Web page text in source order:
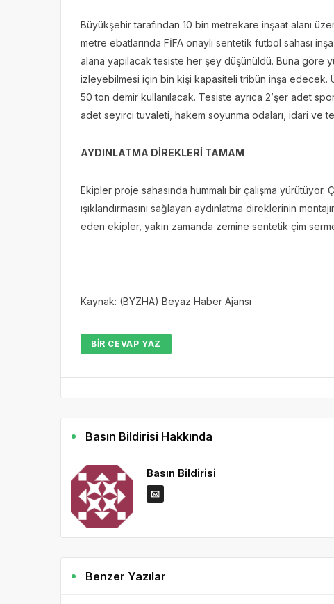
Büyükşehir tarafından 10 bin metrekare inşaat alanı
metre ebatlarında FİFA onaylı sentetik futbol sahası
alana yapılacak tesiste her şey düşünüldü. Buna göre
izleyebilmesi için bin kişi kapasiteli tribün inşa edecek.
50 ton demir kullanılacak. Tesiste ayrıca 2’şer adet
adet seyirci tuvaleti, hakem soyunma odaları, idari ve
AYDINLATMA DİREKLERİ TAMAM
Ekipler proje sahasında hummalı bir çalışma
ışıklandırmasını sağlayan aydınlatma direklerinin
eden ekipler, yakın zamanda zemine sentetik çim
Kaynak: (BYZHA) Beyaz Haber Ajansı
BIR CEVAP YAZ
Basın Bildirisi Hakkında
Basın Bildirisi
Benzer Yazılar